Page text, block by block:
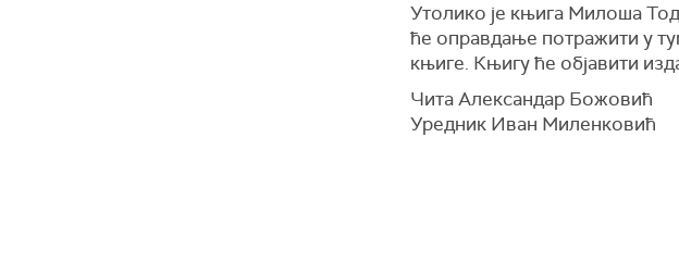
Утолико је књига Милоша
ће оправдање потражити у
књиге. Књигу ће објавити
Чита Александар Божовић
Уредник Иван Миленковић